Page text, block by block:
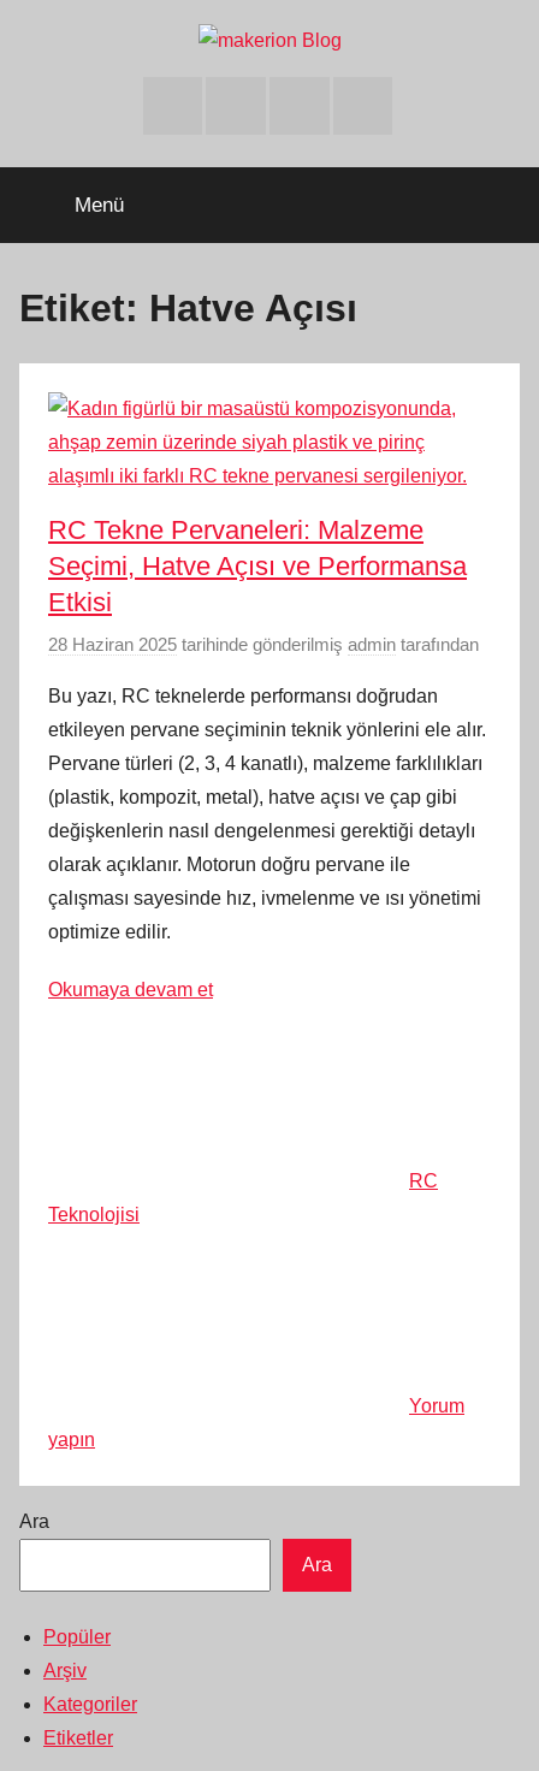
Menü
Etiket: Hatve Açısı
RC Tekne Pervaneleri: Malzeme
Seçimi, Hatve Açısı ve Performansa
Etkisi
28 Haziran 2025 tarihinde gönderilmiş admin tarafından
Bu yazı, RC teknelerde performansı doğrudan
etkileyen pervane seçiminin teknik yönlerini ele alır.
Pervane türleri (2, 3, 4 kanatlı), malzeme farklılıkları
(plastik, kompozit, metal), hatve açısı ve çap gibi
değişkenlerin nasıl dengelenmesi gerektiği detaylı
olarak açıklanır. Motorun doğru pervane ile
çalışması sayesinde hız, ivmelenme ve ısı yönetimi
optimize edilir.
Okumaya devam et
RC
Teknolojisi
Yorum
yapın
Ara
Ara
Popüler
Arşiv
Kategoriler
Etiketler